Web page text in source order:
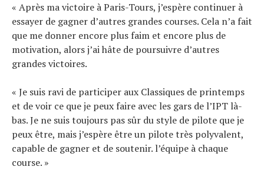
« Après ma victoire à Paris-Tours, j’espère continuer à
essayer de gagner d’autres grandes courses. Cela n’a fait
que me donner encore plus faim et encore plus de
motivation, alors j’ai hâte de poursuivre d’autres
grandes victoires.
« Je suis ravi de participer aux Classiques de printemps
et de voir ce que je peux faire avec les gars de l’IPT là-
bas. Je ne suis toujours pas sûr du style de pilote que je
peux être, mais j’espère être un pilote très polyvalent,
capable de gagner et de soutenir. l’équipe à chaque
course. »